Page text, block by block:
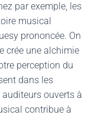
par exemple, les
musical
prononcée. On
crée une alchimie
perception du
dans les
ouverts à
contribue à